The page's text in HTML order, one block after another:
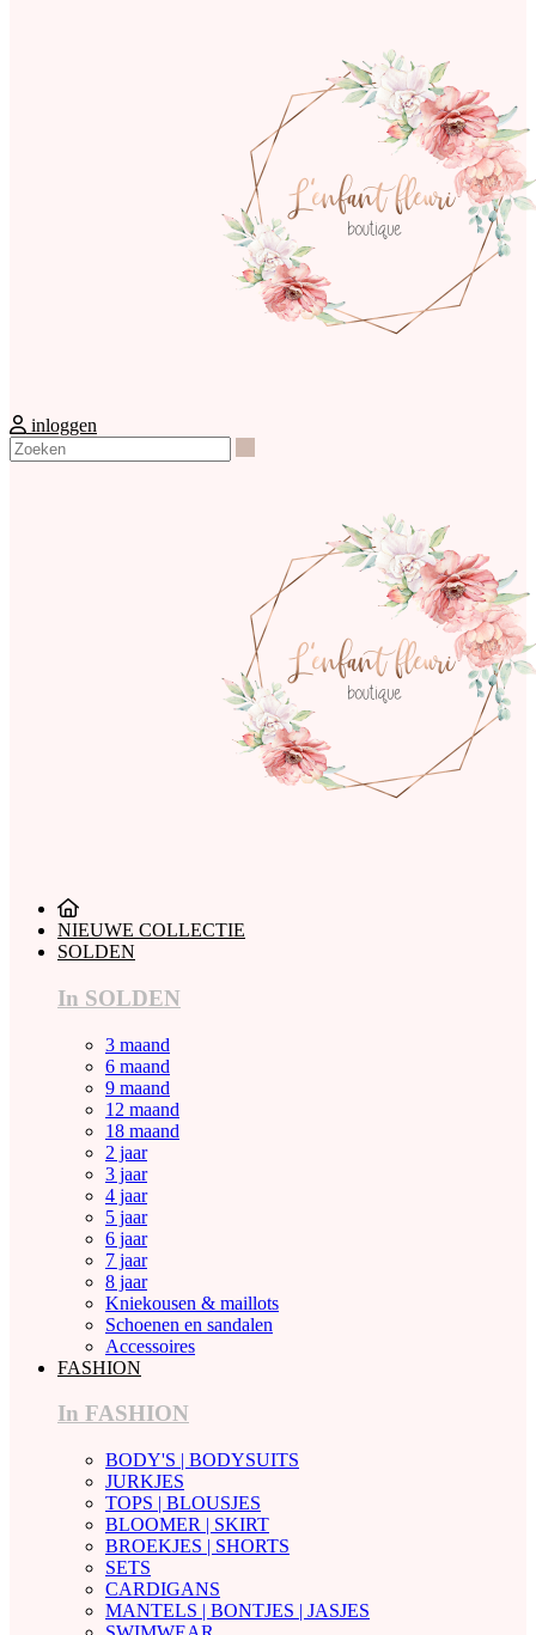
inloggen
NIEUWE COLLECTIE
SOLDEN
In SOLDEN
3 maand
6 maand
9 maand
12 maand
18 maand
2 jaar
3 jaar
4 jaar
5 jaar
6 jaar
7 jaar
8 jaar
Kniekousen & maillots
Schoenen en sandalen
Accessoires
FASHION
In FASHION
BODY'S | BODYSUITS
JURKJES
TOPS | BLOUSJES
BLOOMER | SKIRT
BROEKJES | SHORTS
SETS
CARDIGANS
MANTELS | BONTJES | JASJES